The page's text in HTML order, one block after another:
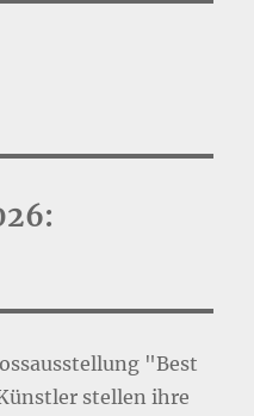
"Best
stellen ihre